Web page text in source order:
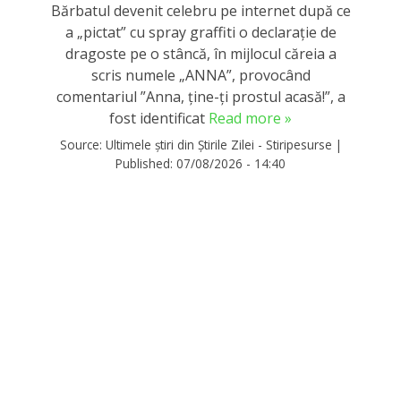
Bărbatul devenit celebru pe internet după ce
a „pictat” cu spray graffiti o declaraţie de
dragoste pe o stâncă, în mijlocul căreia a
scris numele „ANNA”, provocând
comentariul ”Anna, ţine-ţi prostul acasă!”, a
fost identificat Read more »
Source: Ultimele știri din Știrile Zilei - Stiripesurse |
Published: 07/08/2026 - 14:40